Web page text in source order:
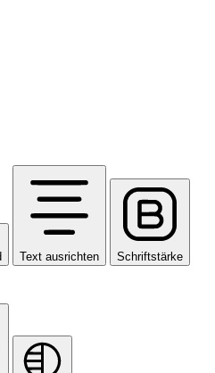
Text ausrichten Schriftstärke